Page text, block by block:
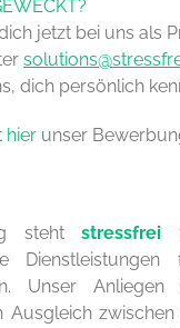
jetzt bei uns als
dich persönlich
hier unser
stehtstressfrei
Unser
Ausgleich